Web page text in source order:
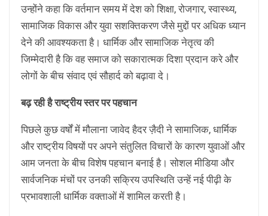
उन्होंने कहा कि वर्तमान समय में देश को शिक्षा, रोजगार, स्वास्थ्य,
सामाजिक विकास और युवा सशक्तिकरण जैसे मुद्दों पर अधिक ध्यान
देने की आवश्यकता है। धार्मिक और सामाजिक नेतृत्व की
जिम्मेदारी है कि वह समाज को सकारात्मक दिशा प्रदान करे और
लोगों के बीच संवाद एवं सौहार्द को बढ़ावा दे।
बढ़ रही है राष्ट्रीय स्तर पर पहचान
पिछले कुछ वर्षों में मौलाना जावेद हैदर ज़ैदी ने सामाजिक, धार्मिक
और राष्ट्रीय विषयों पर अपने संतुलित विचारों के कारण युवाओं और
आम जनता के बीच विशेष पहचान बनाई है। सोशल मीडिया और
सार्वजनिक मंचों पर उनकी सक्रिय उपस्थिति उन्हें नई पीढ़ी के
प्रभावशाली धार्मिक वक्ताओं में शामिल करती है।